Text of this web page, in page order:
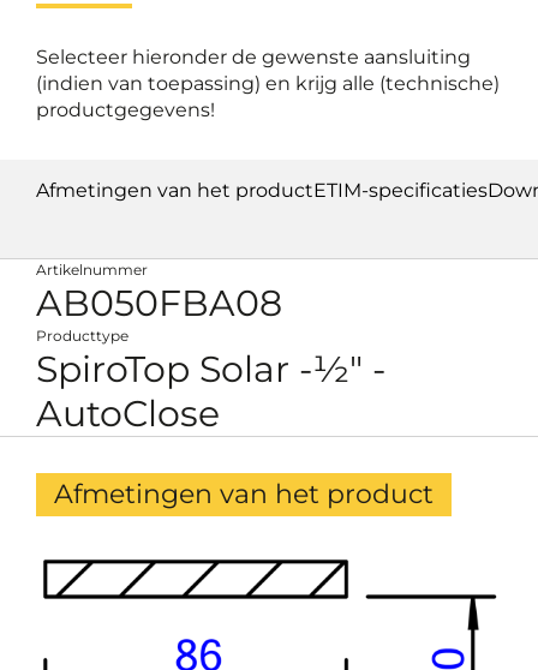
Selecteer hieronder de gewenste aansluiting
(indien van toepassing) en krijg alle (technische)
productgegevens!
Afmetingen van het productETIM-specificaties
Artikelnummer
AB050FBA08
Producttype
SpiroTop Solar -½" -
AutoClose
Afmetingen van het product